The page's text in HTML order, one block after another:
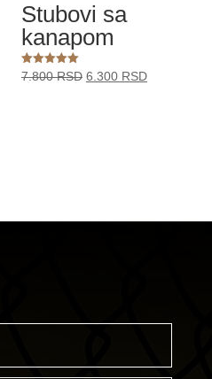
Stubovi sa
kanapom
Ocenjeno
sa
7.800RSD Originalna
6.300 RSDTrenutna